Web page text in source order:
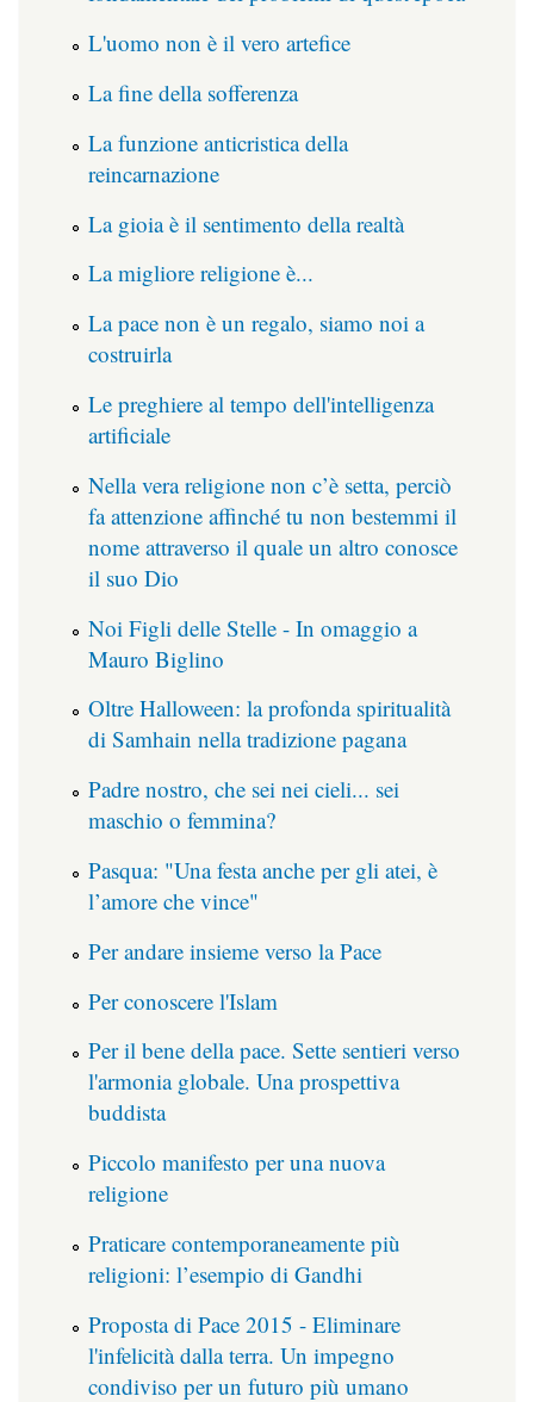
L'uomo non è il vero artefice
La fine della sofferenza
La funzione anticristica della
reincarnazione
La gioia è il sentimento della realtà
La migliore religione è...
La pace non è un regalo, siamo noi a
costruirla
Le preghiere al tempo dell'intelligenza
artificiale
Nella vera religione non c’è setta, perciò
fa attenzione affinché tu non bestemmi il
nome attraverso il quale un altro conosce
il suo Dio
Noi Figli delle Stelle - In omaggio a
Mauro Biglino
Oltre Halloween: la profonda spiritualità
di Samhain nella tradizione pagana
Padre nostro, che sei nei cieli... sei
maschio o femmina?
Pasqua: "Una festa anche per gli atei, è
l’amore che vince"
Per andare insieme verso la Pace
Per conoscere l'Islam
Per il bene della pace. Sette sentieri verso
l'armonia globale. Una prospettiva
buddista
Piccolo manifesto per una nuova
religione
Praticare contemporaneamente più
religioni: l’esempio di Gandhi
Proposta di Pace 2015 - Eliminare
l'infelicità dalla terra. Un impegno
condiviso per un futuro più umano